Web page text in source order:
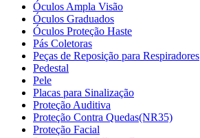
Óculos Ampla Visão
Óculos Graduados
Óculos Proteção Haste
Pás Coletoras
Peças de Reposição para Respiradores
Pedestal
Pele
Placas para Sinalização
Proteção Auditiva
Proteção Contra Quedas(NR35)
Proteção Facial